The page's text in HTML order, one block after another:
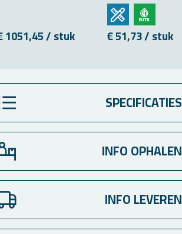
1051,45 / stuk € 51,73 / stuk
SPECIFICATIES
INFO OPHALEN
INFO LEVEREN